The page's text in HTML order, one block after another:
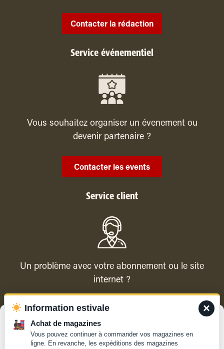
Pour offrir les meilleures expériences, nous utilisons des technologies
telles que les cookies pour stocker et/ou accéder aux informations des
Contacter la rédaction
Service événementiel
Vous souhaitez organiser un évenement ou
devenir partenaire ?
Contacter les events
Service client
Un problème avec votre abonnement ou le site
internet ?
Contacter le service client ×
Information estivale
Achat de magazines
Vous pouvez continuer à commander vos magazines en
ligne. En revanche, les expéditions des magazines